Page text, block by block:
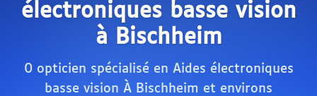
électroniques basse vision
à Bischheim
0 opticien spécialisé en Aides électroniques
basse vision À Bischheim et environs